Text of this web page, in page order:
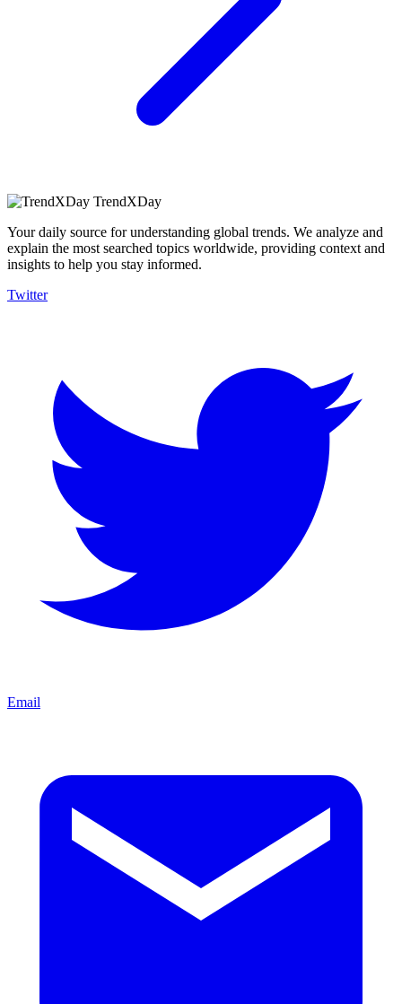
TrendXDay
Your daily source for understanding global trends. We analyze and
explain the most searched topics worldwide, providing context and
insights to help you stay informed.
Twitter
Email